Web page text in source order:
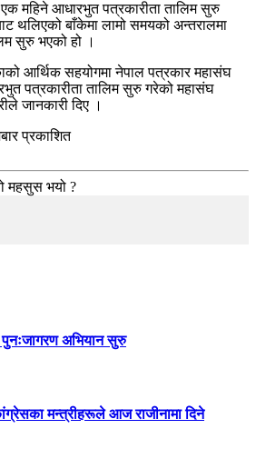
महिने आधारभुत पत्रकारीता तालिम सुरु
थलिएको बाँकेमा लामो समयको अन्तरालमा
सुरु भएको हो ।
आर्थिक सहयोगमा नेपाल पत्रकार महासंघ
पत्रकारीता तालिम सुरु गरेको महासंघ
जानकारी दिए ।
प्रकाशित
महसुस भयो ?
अभियान सुरु
मन्त्रीहरूले आज राजीनामा दिने